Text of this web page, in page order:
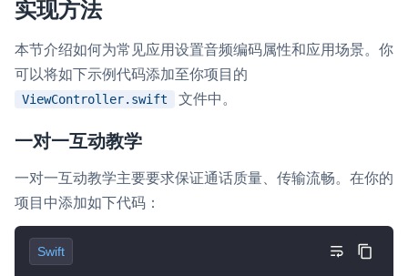
Status Page
内容审核
对实时音频和视频画面进行风险识别，并联动回调和业务处置流
云市场
一站式实时互动模块的选型、购买、账号打通
拓展 SDK 能力，打造更具个性化的音视频互动效果
实现方法
本节介绍如何为常见应用设置音频编码属性和应用场景。你
可以将如下示例代码添加至你项目的
ViewController.swift 文件中。
一对一互动教学
一对一互动教学主要要求保证通话质量、传输流畅。在你的
项目中添加如下代码：
Swift